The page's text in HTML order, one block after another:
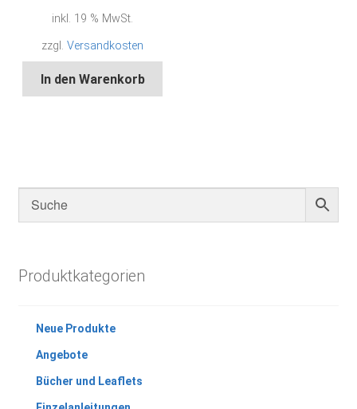
inkl. 19 % MwSt.
zzgl.Versandkosten
In den Warenkorb
Produktkategorien
Neue Produkte
Angebote
Bücher und Leaflets